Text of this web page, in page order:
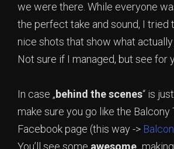
we were there. While everyone
the perfect take and sound, I tried
nice shots that show what actually
Not sure if I managed, but see for
In case „behind thescenes“ is
make sure you go like the Balcony
Facebook page (this way ->
You’ll see some awesome